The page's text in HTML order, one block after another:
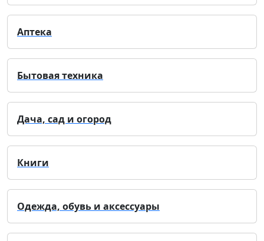
Аптека
Бытовая техника
Дача, сад и огород
Книги
Одежда, обувь и аксессуары